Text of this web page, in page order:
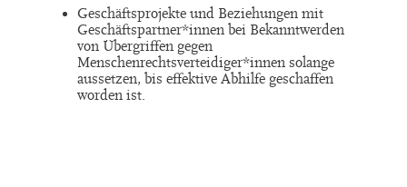
Geschäftsprojekte und Beziehungen mit
Geschäftspartner*innen bei Bekanntwerden
von Übergriffen gegen
Menschenrechtsverteidiger*innen solange
aussetzen, bis effektive Abhilfe geschaffen
worden ist.